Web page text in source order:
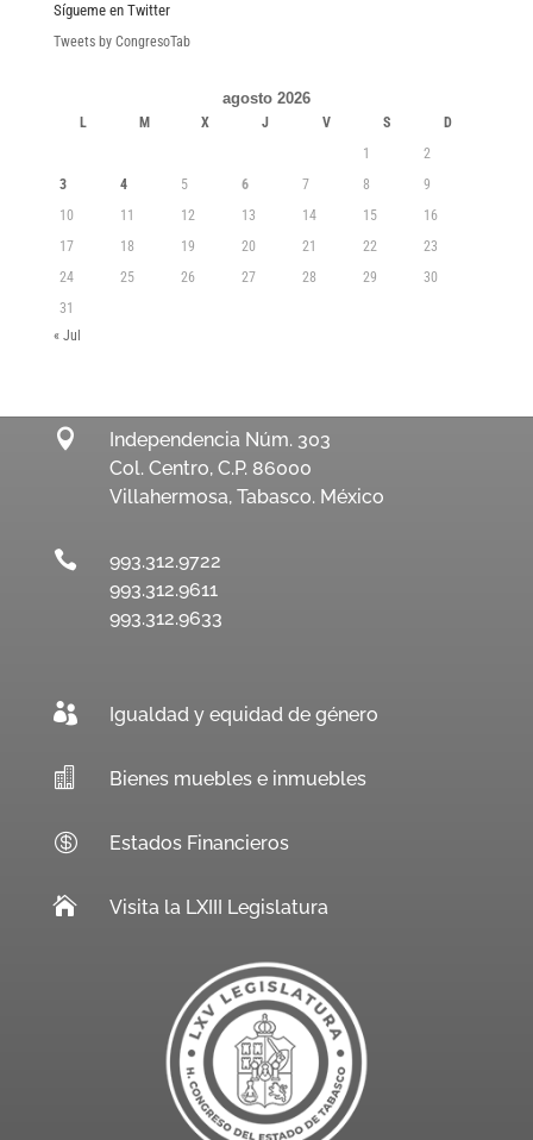
Sígueme en Twitter
Tweets by CongresoTab
agosto 2026
L M X J V S
D
1
2
3
4 5 6 7 8
9
10
11 12 13 14 15
16
17
18 19 20 21 22
23
24
25 26 27 28 29
30
31
« Jul

Independencia Núm. 303
Col. Centro, C.P. 86000
Villahermosa, Tabasco. México

993.312.9722
993.312.9611
993.312.9633
 Igualdad y equidad de género
 Bienes muebles e inmuebles
 Estados Financieros
 Visita la LXIII Legislatura